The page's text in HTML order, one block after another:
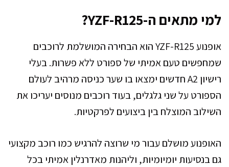
למי מתאים ה-YZF-R125?
אופנוע YZF-R125 הוא הבחירה המושלמת לרוכבים
שמחפשים טעם אמיתי של ספורט ללא פשרות. בעלי
רישיון A2 חדשים ימצאו בו שער כניסה מרהיב לעולם
הספורט על שני גלגלים, בעוד רוכבים מנוסים יעריכו את
השילוב המוצלח בין ביצועים לפרקטיות.
האופנוע מושלם עבור מי שרוצה להרגיש כמו רוכב מקצועי
גם בנסיעות יומיומיות, וליהנות מאדרנלין אמיתי בכל